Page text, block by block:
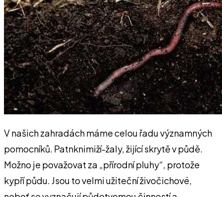
V našich zahradách máme celou řadu významných
pomocníků. Patnknimiží-žaly, žijící skrytě v půdě.
Možno je považovat za „přírodní pluhy“, protože
kypří půdu. Jsou to velmi užiteční živočichové,